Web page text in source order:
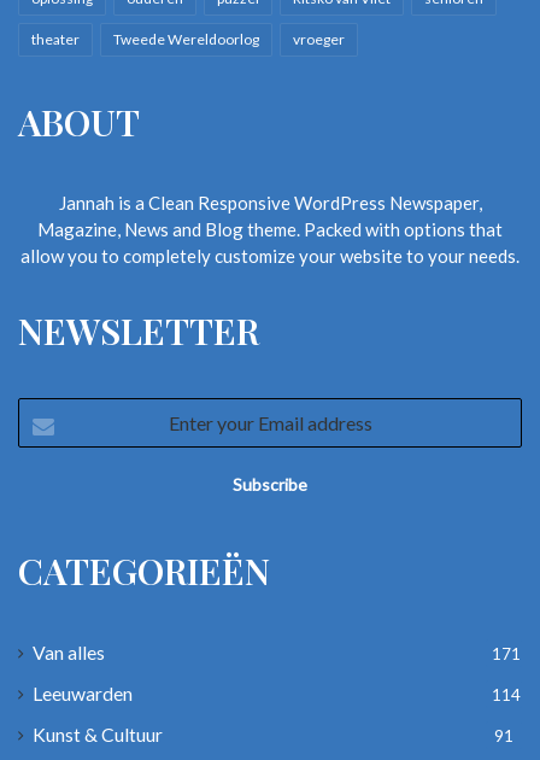
theater Tweede Wereldoorlog vroeger
ABOUT
Jannah is a Clean Responsive WordPress Newspaper,
Magazine, News and Blog theme. Packed with options that
allow you to completely customize your website to your needs.
NEWSLETTER
your
CATEGORIEËN
Van alles 171
Leeuwarden 114
Kunst & Cultuur 91